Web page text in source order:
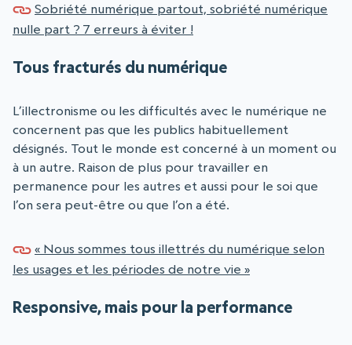
Sobriété numérique partout, sobriété numérique
nulle part ? 7 erreurs à éviter !
Tous fracturés du numérique
L’illectronisme ou les difficultés avec le numérique ne
concernent pas que les publics habituellement
désignés. Tout le monde est concerné à un moment ou
à un autre. Raison de plus pour travailler en
permanence pour les autres et aussi pour le soi que
l’on sera peut-être ou que l’on a été.
« Nous sommes tous illettrés du numérique selon
les usages et les périodes de notre vie »
Responsive, mais pour la performance